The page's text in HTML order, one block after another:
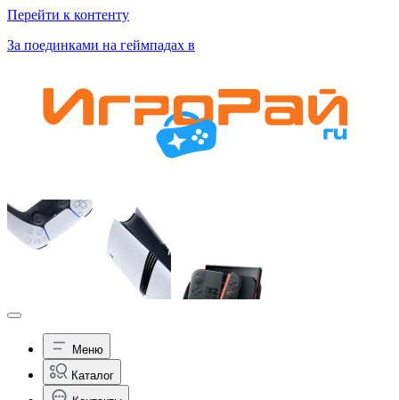
Перейти к контенту
За поединками на геймпадах в
Меню
Каталог